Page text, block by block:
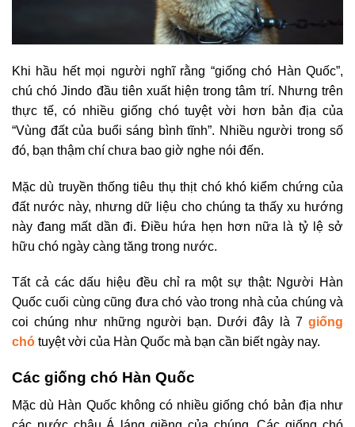
Khi hầu hết mọi người nghĩ rằng “giống chó Hàn Quốc”,
chú chó Jindo đầu tiên xuất hiện trong tâm trí. Nhưng trên
thực tế, có nhiều giống chó tuyệt vời hơn bản địa của
“Vùng đất của buổi sáng bình tĩnh”. Nhiều người trong số
đó, bạn thậm chí chưa bao giờ nghe nói đến.
Mặc dù truyền thống tiêu thụ thịt chó khó kiểm chứng của
đất nước này, nhưng dữ liệu cho chúng ta thấy xu hướng
này đang mất dần đi. Điều hứa hẹn hơn nữa là tỷ lệ sở
hữu chó ngày càng tăng trong nước.
Tất cả các dấu hiệu đều chỉ ra một sự thật: Người Hàn
Quốc cuối cùng cũng đưa chó vào trong nhà của chúng và
coi chúng như những người bạn. Dưới đây là 7 giống
chó tuyệt vời của Hàn Quốc mà bạn cần biết ngày nay.
Các giống chó Hàn Quốc
Mặc dù Hàn Quốc không có nhiều giống chó bản địa như